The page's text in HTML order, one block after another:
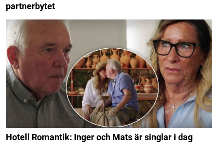
partnerbytet
Hotell Romantik: Inger och Mats är singlar i dag